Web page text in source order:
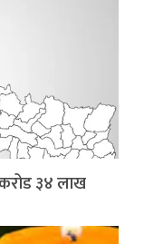
३४ लाख